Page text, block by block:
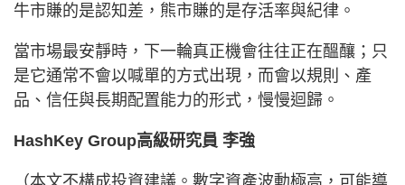
牛市賺的是認知差，熊市賺的是存活率與紀律。
當市場最安靜時，下一輪真正機會往往正在醞釀；只
是它通常不會以喊單的方式出現，而會以規則、產
品、信任與長期配置能力的形式，慢慢迴歸。
HashKey Group高級研究員 李強
（本文不構成投資建議。數字資產波動極高，可能導